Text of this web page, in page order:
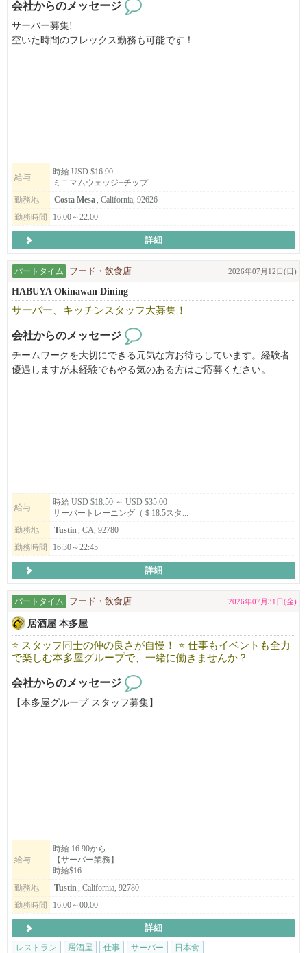
会社からのメッセージ
サーバー募集!
空いた時間のフレックス勤務も可能です！
給与
時給 USD $16.90
ミニマムウェッジ+チップ
勤務地
Costa Mesa, California, 92626
勤務時間
16:00～22:00
詳細
パートタイム フード・飲食店 2026年07月12日(日)
HABUYA Okinawan Dining
サーバー、キッチンスタッフ大募集！
会社からのメッセージ
チームワークを大切にできる元気な方お待ちしています。経験者
優遇しますが未経験でもやる気のある方はご応募ください。
給与
時給 USD $18.50 ～ USD $35.00
サーバートレーニング（＄18.5スタ...
勤務地
Tustin
, CA, 92780
勤務時間
16:30～22:45
詳細
パートタイム フード・飲食店 2026年07月31日(金)
居酒屋 本多屋
⭐ スタッフ同士の仲の良さが自慢！ ⭐ 仕事もイベントも全力
で楽しむ本多屋グループで、一緒に働きませんか？
会社からのメッセージ
【本多屋グループ スタッフ募集】
年に一度のボウリング大会や、ゴルフコンペ、ハロウィンパーテ
ィー、新年ビンゴ大会など、店舗の垣根を超えて交流できるイベ
ントも多数開催しています。
さまざまなバックグラウンドを持つ仲間が集まっているので、新
しい友人やママ友との出会いもたくさんあります。
給与
時給 16.90から
【サーバー業務】
時給$16....
勤務地
Tustin, California, 92780
勤務時間
16:00～00:00
詳細
レストラン
居酒屋 仕事 サーバー 日本食